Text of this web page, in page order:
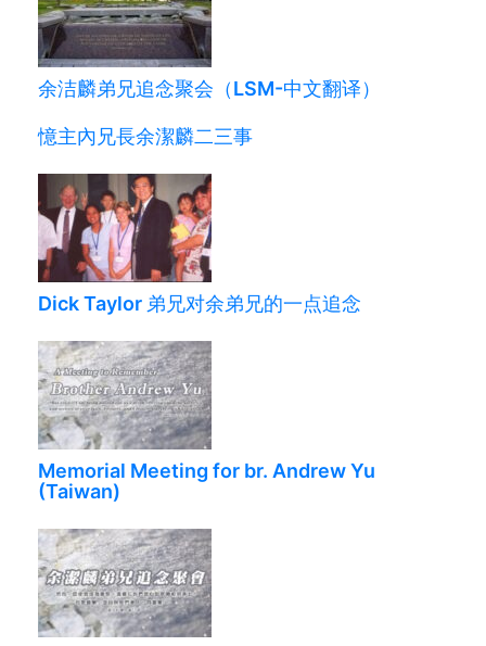
余洁麟弟兄追念聚会（LSM-中文翻译）
憶主內兄長余潔麟二三事
Dick Taylor 弟兄对余弟兄的一点追念
Memorial Meeting for br. Andrew Yu
(Taiwan)